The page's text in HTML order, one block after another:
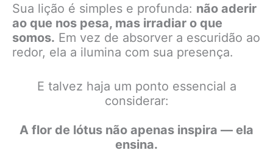
Sua lição é simples e profunda: não aderir
ao que nos pesa, mas irradiar o que
somos. Em vez de absorver a escuridão ao
redor, ela a ilumina com sua presença.
E talvez haja um ponto essencial a
considerar:
A flor de lótus não apenas inspira — ela
ensina.